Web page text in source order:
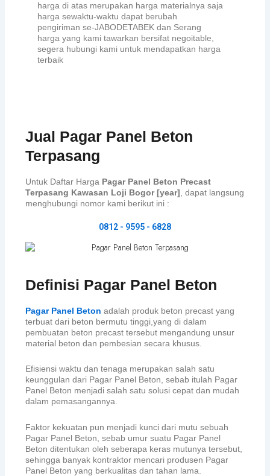
harga di atas merupakan harga materialnya saja
harga sewaktu-waktu dapat berubah
pengiriman se-JABODETABEK dan Serang
harga yang kami tawarkan bersifat negoitable,
segera hubungi kami untuk mendapatkan harga
terbaik
Jual Pagar Panel Beton
Terpasang
Untuk Daftar Harga Pagar Panel Beton Precast
Terpasang Kawasan Loji Bogor [year] , dapat langsung
menghubungi nomor kami berikut ini :
0812 - 9595 - 6828
Definisi Pagar Panel Beton
Pagar Panel Betonadalah produk beton precast yang
terbuat dari beton bermutu tinggi,yang di dalam
pembuatan beton precast tersebut mengandung unsur
material beton dan pembesian secara khusus.
Efisiensi waktu dan tenaga merupakan salah satu
keunggulan dari Pagar Panel Beton, sebab itulah Pagar
Panel Beton menjadi salah satu solusi cepat dan mudah
dalam pemasangannya.
Faktor kekuatan pun menjadi kunci dari mutu sebuah
Pagar Panel Beton, sebab umur suatu Pagar Panel
Beton ditentukan oleh seberapa keras mutunya tersebut,
sehingga banyak kontraktor mencari produsen Pagar
Panel Beton yang berkualitas dan tahan lama.